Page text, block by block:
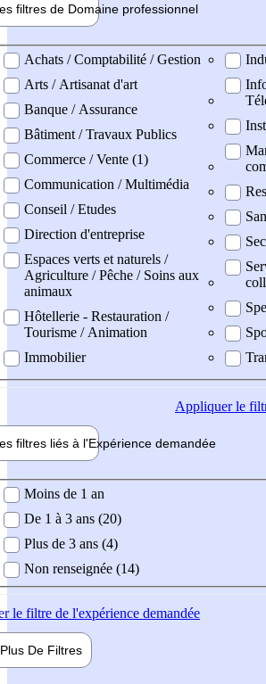
filtres de Domaine professionnel
professionel
Achats / Comptabilité / Gestion
Arts / Artisanat d'art
Banque / Assurance
Bâtiment / Travaux Publics
Commerce / Vente (1)
Communication / Multimédia
Conseil / Etudes
Direction d'entreprise
Espaces verts et naturels /
Agriculture / Pêche / Soins aux
animaux
Hôtellerie - Restauration /
Tourisme / Animation
Immobilier
Appliquerle
filtres liés à l'Expérience demandée
demandée
Moins de 1 an
De 1 à 3 ans (20)
Plus de 3 ans (4)
Non renseignée (14)
le filtre de l'expérience demandée
Plus De Filtres